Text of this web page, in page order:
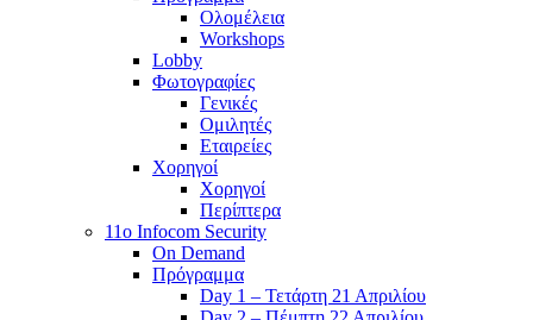
Ολομέλεια
Workshops
Lobby
Φωτογραφίες
Γενικές
Ομιλητές
Εταιρείες
Χορηγοί
Χορηγοί
Περίπτερα
11o Infocom Security
On Demand
Πρόγραμμα
Day 1 – Τετάρτη 21 Απριλίου